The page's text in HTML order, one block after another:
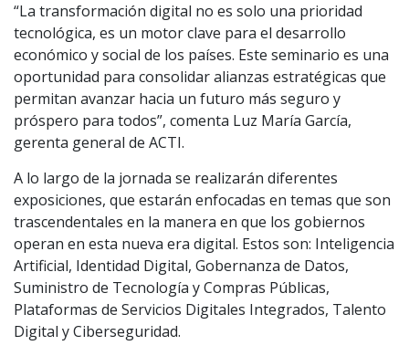
“La transformación digital no es solo una prioridad
tecnológica, es un motor clave para el desarrollo
económico y social de los países. Este seminario es una
oportunidad para consolidar alianzas estratégicas que
permitan avanzar hacia un futuro más seguro y
próspero para todos”, comenta Luz María García,
gerenta general de ACTI.
A lo largo de la jornada se realizarán diferentes
exposiciones, que estarán enfocadas en temas que son
trascendentales en la manera en que los gobiernos
operan en esta nueva era digital. Estos son: Inteligencia
Artificial, Identidad Digital, Gobernanza de Datos,
Suministro de Tecnología y Compras Públicas,
Plataformas de Servicios Digitales Integrados, Talento
Digital y Ciberseguridad.